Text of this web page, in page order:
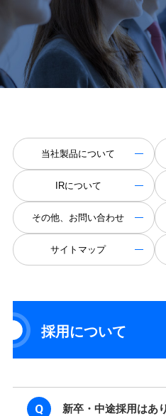
当社製品について
IRについて
その他、お問い合わせ
サイトマップ
採用について
新卒・中途採用はあ